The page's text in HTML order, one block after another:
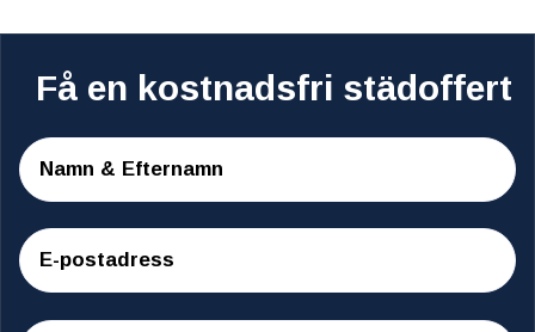
Få en kostnadsfri städoffert